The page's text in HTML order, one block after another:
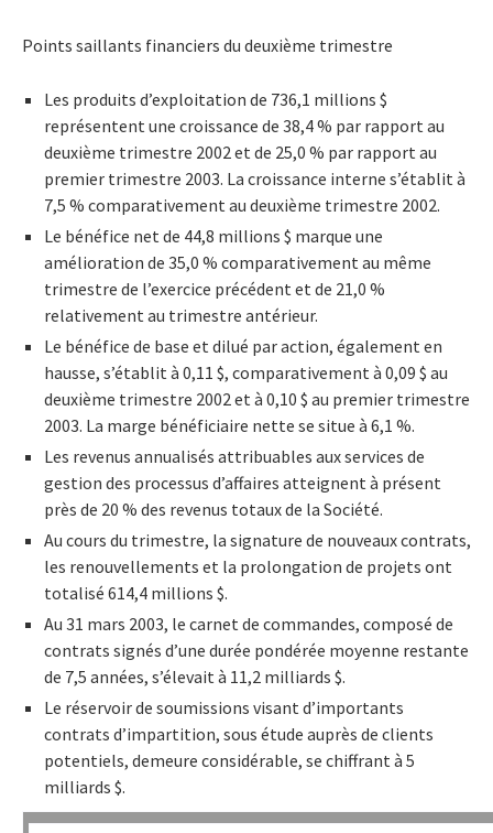
Points saillants financiers du deuxième trimestre
Les produits d’exploitation de 736,1 millions $
représentent une croissance de 38,4 % par rapport au
deuxième trimestre 2002 et de 25,0 % par rapport au
premier trimestre 2003. La croissance interne s’établit à
7,5 % comparativement au deuxième trimestre 2002.
Le bénéfice net de 44,8 millions $ marque une
amélioration de 35,0 % comparativement au même
trimestre de l’exercice précédent et de 21,0 %
relativement au trimestre antérieur.
Le bénéfice de base et dilué par action, également en
hausse, s’établit à 0,11 $, comparativement à 0,09 $ au
deuxième trimestre 2002 et à 0,10 $ au premier trimestre
2003. La marge bénéficiaire nette se situe à 6,1 %.
Les revenus annualisés attribuables aux services de
gestion des processus d’affaires atteignent à présent
près de 20 % des revenus totaux de la Société.
Au cours du trimestre, la signature de nouveaux contrats,
les renouvellements et la prolongation de projets ont
totalisé 614,4 millions $.
Au 31 mars 2003, le carnet de commandes, composé de
contrats signés d’une durée pondérée moyenne restante
de 7,5 années, s’élevait à 11,2 milliards $.
Le réservoir de soumissions visant d’importants
contrats d’impartition, sous étude auprès de clients
potentiels, demeure considérable, se chiffrant à 5
milliards $.